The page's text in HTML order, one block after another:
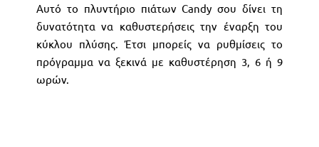
Αυτό το πλυντήριο πιάτων Candy σου δίνει τη
δυνατότητα να καθυστερήσεις την έναρξη του
κύκλου πλύσης. Έτσι μπορείς να ρυθμίσεις το
πρόγραμμα να ξεκινά με καθυστέρηση 3, 6 ή 9
ωρών.